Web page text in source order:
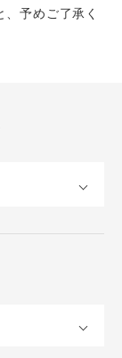
予めご了承く